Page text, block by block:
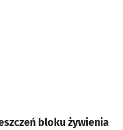
bloku żywienia